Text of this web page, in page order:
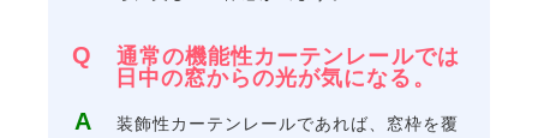
通常の機能性カーテンレールでは
日中の窓からの光が気になる。
装飾性カーテンレールであれば、窓枠を覆